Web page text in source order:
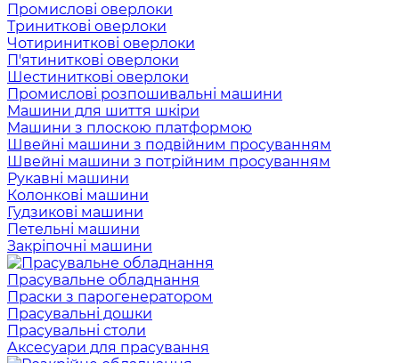
Промислові оверлоки
Триниткові оверлоки
Чотириниткові оверлоки
П'ятиниткові оверлоки
Шестиниткові оверлоки
Промислові розпошивальні машини
Машини для шиття шкіри
Машини з плоскою платформою
Швейні машини з подвійним просуванням
Швейні машини з потрійним просуванням
Рукавні машини
Колонкові машини
Гудзикові машини
Петельні машини
Закріпочні машини
Прасувальне обладнання
Праски з парогенератором
Прасувальні дошки
Прасувальні столи
Аксесуари для прасування